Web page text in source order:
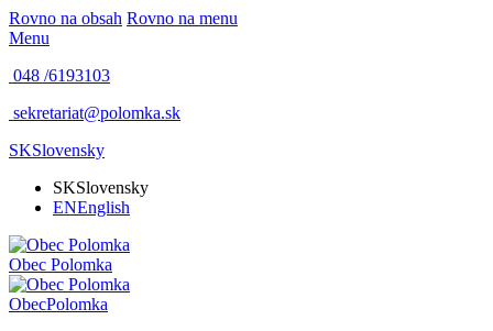
Rovno na obsah Rovno na menu
Menu
048 /6193103
sekretariat@polomka.sk
SKSlovensky
SKSlovensky
ENEnglish
Obec Polomka
ObecPolomka